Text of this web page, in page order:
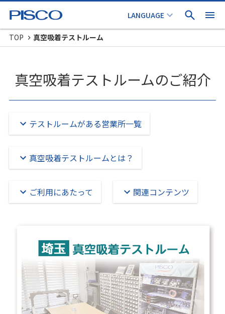
TOP 真空吸着テストルーム
真空吸着テストルームのご紹介
テストルームがある営業所一覧
真空吸着テストルームとは？
ご利用にあたって 関連コンテンツ